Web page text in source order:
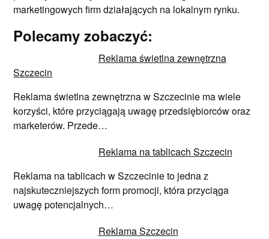
marketingowych firm działających na lokalnym rynku.
Polecamy zobaczyć:
Reklama świetlna zewnętrzna
Szczecin
Reklama świetlna zewnętrzna w Szczecinie ma wiele
korzyści, które przyciągają uwagę przedsiębiorców oraz
marketerów. Przede…
Reklama na tablicach Szczecin
Reklama na tablicach w Szczecinie to jedna z
najskuteczniejszych form promocji, która przyciąga
uwagę potencjalnych…
Reklama Szczecin